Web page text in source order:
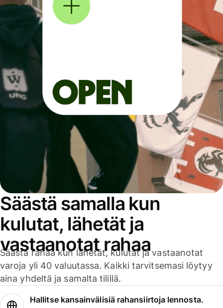
Säästä samalla kun
kulutat, lähetät ja
vastaanotat rahaa
Säästä rahaa kun lähetät, kulutat ja vastaanotat
varoja yli 40 valuutassa. Kaikki tarvitsemasi löytyy
aina yhdeltä ja samalta tilillä.
Hallitse kansainvälisiä rahansiirtoja lennosta.